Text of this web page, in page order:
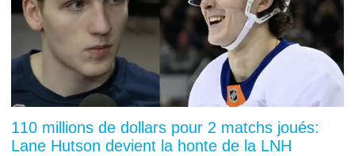
110 millions de dollars pour 2 matchs joués:
Lane Hutson devient la honte de la LNH